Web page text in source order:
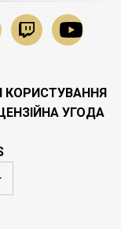
КОРИСТУВАННЯ
УГОДА